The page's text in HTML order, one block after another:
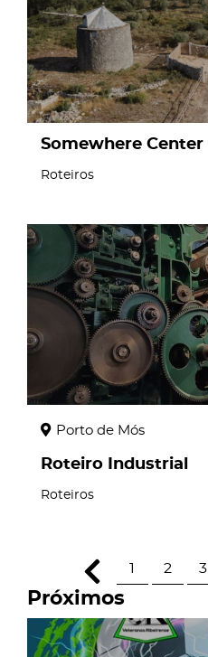
Somewhere Center
Roteiros
page
Porto de Mós
Roteiro Industrial
Roteiros
1 2 3
Próximos